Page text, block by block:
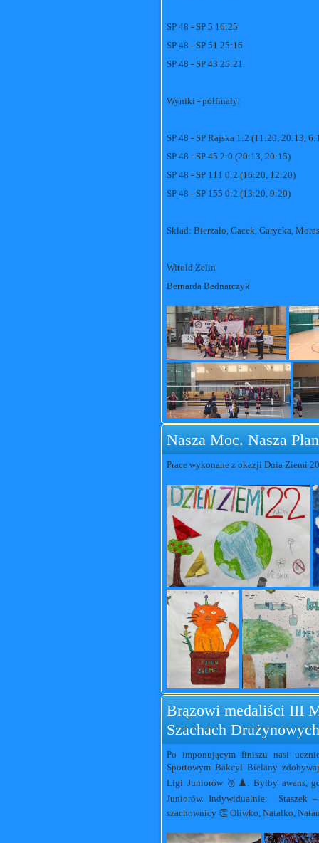
SP 48 - SP 5 16:25
SP 48 - SP 51 25:16
SP 48 - SP 43 25:21
Wyniki - półfinały:
SP 48 - SP Rajska 1:2 (11:20, 20:13,
SP 48 - SP 45 2:0 (20:13, 20:15)
SP 48 - SP 111 0:2 (16:20, 12:20)
SP 48 - SP 155 0:2 (13:20, 9:20)
Skład: Bierzało, Gacek, Garycka,
Witold Zelin
Bernarda Bednarczyk
Nasza Moc. Nasza
Prace wykonane z okazji Dnia Ziemi
Brązowi medaliści III
Szachach
Po imponującym finiszu nasi
Sportowym Bakcyl Bielany
Ligi Juniorów 🥉♟️. Byłby awans,
Juniorów. Indywidualnie: Staszek
szachownicy 👏 Oliwko, Natalko,